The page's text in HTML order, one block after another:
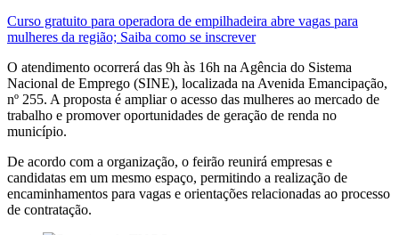
Curso gratuito para operadora de empilhadeira abre vagas para
mulheres da região; Saiba como se inscrever
O atendimento ocorrerá das 9h às 16h na Agência do Sistema
Nacional de Emprego (SINE), localizada na Avenida Emancipação,
nº 255. A proposta é ampliar o acesso das mulheres ao mercado de
trabalho e promover oportunidades de geração de renda no
município.
De acordo com a organização, o feirão reunirá empresas e
candidatas em um mesmo espaço, permitindo a realização de
encaminhamentos para vagas e orientações relacionadas ao processo
de contratação.